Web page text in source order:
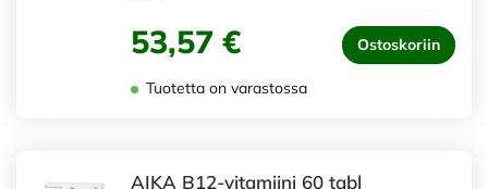
53,57 € Ostoskoriin
Tuotetta on varastossa
AIKA B12-vitamiini 60 tabl